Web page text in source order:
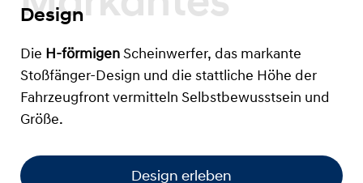
Markantes
Design
Die H-förmigen Scheinwerfer, das markante
Stoßfänger-Design und die stattliche Höhe der
Fahrzeugfront vermitteln Selbstbewusstsein und
Größe.
Design erleben